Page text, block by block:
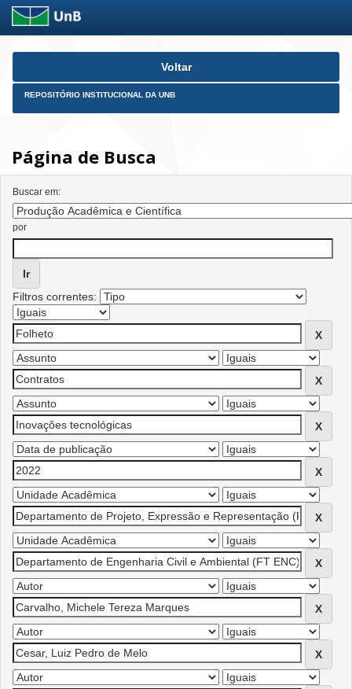
Skip
Voltar
REPOSITÓRIO INSTITUCIONAL DA UNB
Página de Busca
Buscar em:
por
Filtros correntes: